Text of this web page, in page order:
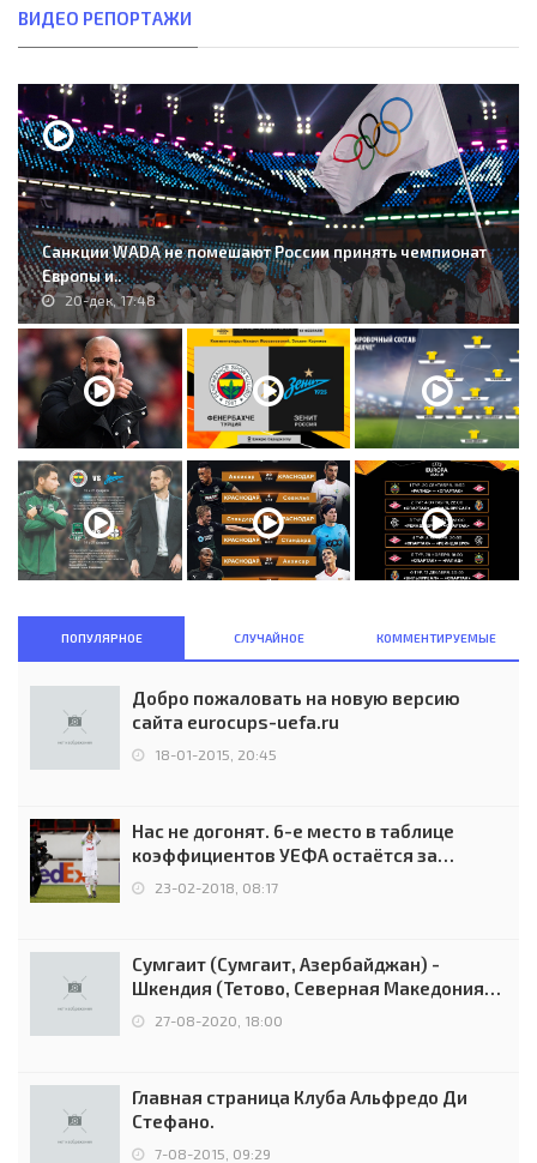
ВИДЕО РЕПОРТАЖИ
Санкции WADA не помешают России принять чемпионат
Европы и..
20-дек, 17:48
ПОПУЛЯРНОЕ СЛУЧАЙНОЕ КОММЕНТИРУЕМЫЕ
Добро пожаловать на новую версию
сайта eurocups-uefa.ru
18-01-2015, 20:45
Нас не догонят. 6-е место в таблице
коэффициентов УЕФА остаётся за
Россией
23-02-2018, 08:17
Сумгаит (Сумгаит, Азербайджан) -
Шкендия (Тетово, Северная Македония) -
0:2 (0:0)
27-08-2020, 18:00
Главная страница Клуба Альфредо Ди
Стефано.
7-08-2015, 09:29